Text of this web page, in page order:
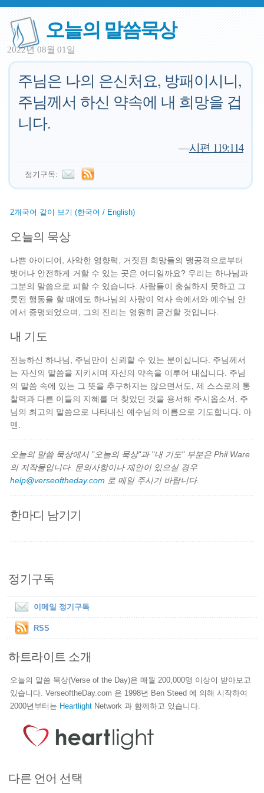
오늘의 말씀묵상
2022년 08월 01일
주님은 나의 은신처요, 방패이시니,
주님께서 하신 약속에 내 희망을 겁
니다.
—시편 119:114
정기구독:
2개국어 같이 보기 (한국어 / English)
오늘의 묵상
나쁜 아이디어, 사악한 영향력, 거짓된 희망들의 맹공격으로부터
벗어나 안전하게 거할 수 있는 곳은 어디일까요? 우리는 하나님과
그분의 말씀으로 피할 수 있습니다. 사람들이 충실하지 못하고 그
릇된 행동을 할 때에도 하나님의 사랑이 역사 속에서와 예수님 안
에서 증명되었으며, 그의 진리는 영원히 굳건할 것입니다.
내 기도
전능하신 하나님, 주님만이 신뢰할 수 있는 분이십니다. 주님께서
는 자신의 말씀을 지키시며 자신의 약속을 이루어 내십니다. 주님
의 말씀 속에 있는 그 뜻을 추구하지는 않으면서도, 제 스스로의 통
찰력과 다른 이들의 지혜를 더 찾았던 것을 용서해 주시옵소서. 주
님의 최고의 말씀으로 나타내신 예수님의 이름으로 기도합니다. 아
멘.
오늘의 말씀 묵상에서 "오늘의 묵상"과 "내 기도" 부분은 Phil Ware
의 저작물입니다. 문의사항이나 제안이 있으실 경우
help@verseoftheday.com 로 메일 주시기 바랍니다.
한마디 남기기
정기구독
이메일 정기구독
RSS
하트라이트 소개
오늘의 말씀 묵상(Verse of the Day)은 매월 200,000명 이상이 받아보고
있습니다. VerseoftheDay.com 은 1998년 Ben Steed 에 의해 시작하여
2000년부터는 Heartlight Network 과 함께하고 있습니다.
다른 언어 선택